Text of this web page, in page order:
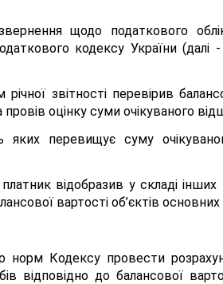
щодо податкового
кодексу України (далі
звітності перевірив
оцінку суми очікуваного
яких перевищує суму
відобразив у складі
вартості об’єктів основних
норм Кодексу провести
відповідно до балансової